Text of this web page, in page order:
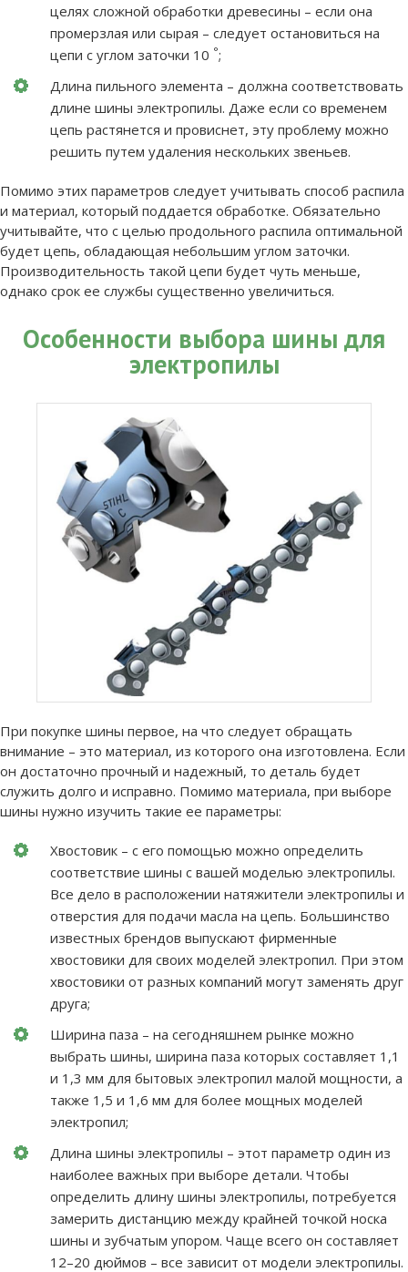
целях сложной обработки древесины – если она
промерзлая или сырая – следует остановиться на
цепи с углом заточки 10 °;
Длина пильного элемента – должна соответствовать
длине шины электропилы. Даже если со временем
цепь растянется и провиснет, эту проблему можно
решить путем удаления нескольких звеньев.
Помимо этих параметров следует учитывать способ распила
и материал, который поддается обработке. Обязательно
учитывайте, что с целью продольного распила оптимальной
будет цепь, обладающая небольшим углом заточки.
Производительность такой цепи будет чуть меньше,
однако срок ее службы существенно увеличиться.
Особенности выбора шины для
электропилы
При покупке шины первое, на что следует обращать
внимание – это материал, из которого она изготовлена. Если
он достаточно прочный и надежный, то деталь будет
служить долго и исправно. Помимо материала, при выборе
шины нужно изучить такие ее параметры:
Хвостовик – с его помощью можно определить
соответствие шины с вашей моделью электропилы.
Все дело в расположении натяжители электропилы и
отверстия для подачи масла на цепь. Большинство
известных брендов выпускают фирменные
хвостовики для своих моделей электропил. При этом
хвостовики от разных компаний могут заменять друг
друга;
Ширина паза – на сегодняшнем рынке можно
выбрать шины, ширина паза которых составляет 1,1
и 1,3 мм для бытовых электропил малой мощности, а
также 1,5 и 1,6 мм для более мощных моделей
электропил;
Длина шины электропилы – этот параметр один из
наиболее важных при выборе детали. Чтобы
определить длину шины электропилы, потребуется
замерить дистанцию между крайней точкой носка
шины и зубчатым упором. Чаще всего он составляет
12–20 дюймов – все зависит от модели электропилы.